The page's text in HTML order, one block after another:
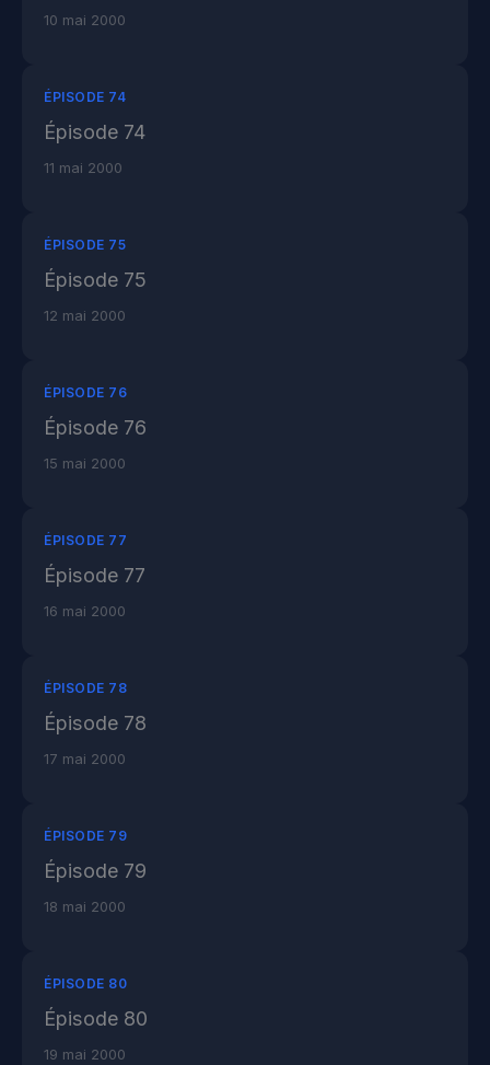
10 mai 2000
ÉPISODE 74
Épisode 74
11 mai 2000
ÉPISODE 75
Épisode 75
12 mai 2000
ÉPISODE 76
Épisode 76
15 mai 2000
ÉPISODE 77
Épisode 77
16 mai 2000
ÉPISODE 78
Épisode 78
17 mai 2000
ÉPISODE 79
Épisode 79
18 mai 2000
ÉPISODE 80
Épisode 80
19 mai 2000